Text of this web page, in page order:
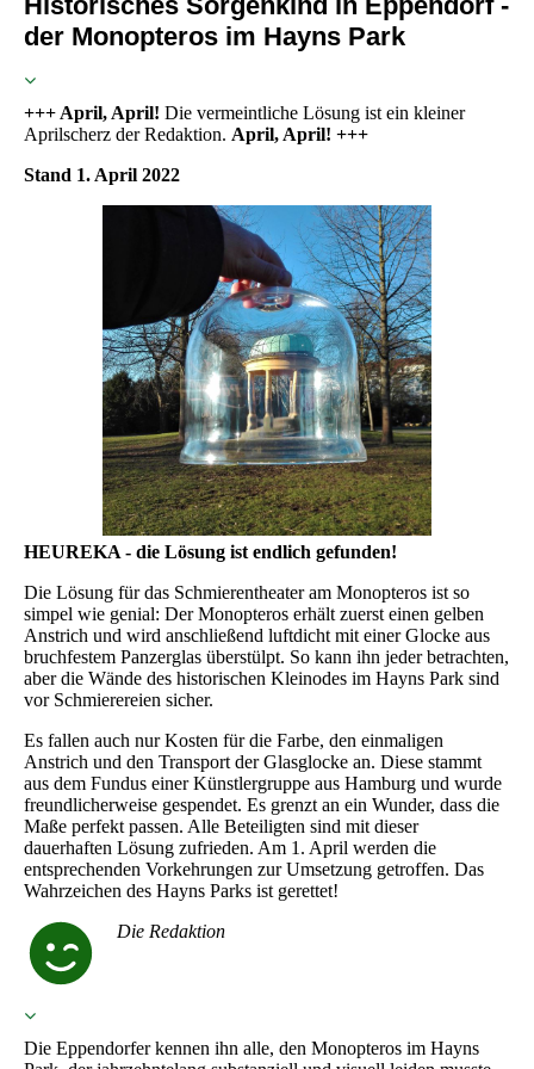
der Monopteros im Hayns Park
+++ April, April! Die vermeintliche Lösung ist ein kleiner
Aprilscherz der Redaktion. April, April! +++
Stand 1. April 2022
HEUREKA - die Lösung ist endlich gefunden!
Die Lösung für das Schmierentheater am Monopteros ist so
simpel wie genial: Der Monopteros erhält zuerst einen gelben
Anstrich und wird anschließend luftdicht mit einer Glocke aus
bruchfestem Panzerglas überstülpt. So kann ihn jeder betrachten,
aber die Wände des historischen Kleinodes im Hayns Park sind
vor Schmierereien sicher.
Es fallen auch nur Kosten für die Farbe, den einmaligen
Anstrich und den Transport der Glasglocke an. Diese stammt
aus dem Fundus einer Künstlergruppe aus Hamburg und wurde
freundlicherweise gespendet. Es grenzt an ein Wunder, dass die
Maße perfekt passen. Alle Beteiligten sind mit dieser
dauerhaften Lösung zufrieden. Am 1. April werden die
entsprechenden Vorkehrungen zur Umsetzung getroffen. Das
Wahrzeichen des Hayns Parks ist gerettet!
Die Redaktion
Die Eppendorfer kennen ihn alle, den Monopteros im Hayns